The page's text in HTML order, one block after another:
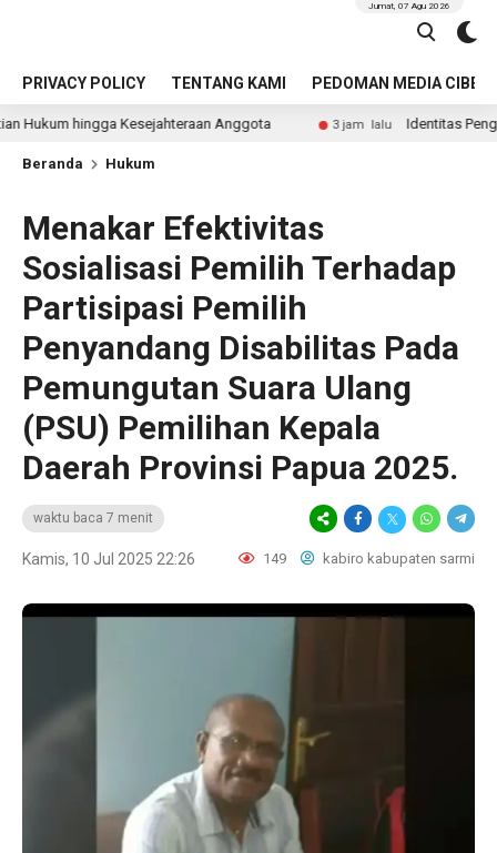
PRIVACY POLICY TENTANG KAMI PEDOMAN MEDIA CIBER
Jumat, 07 Agu 2026
Kesejahteraan Anggota 3 jam lalu Identitas Pengemudi
Beranda Hukum
Menakar Efektivitas
Sosialisasi Pemilih Terhadap
Partisipasi Pemilih
Penyandang Disabilitas Pada
Pemungutan Suara Ulang
(PSU) Pemilihan Kepala
Daerah Provinsi Papua 2025.
waktu baca 7 menit
Kamis, 10 Jul 2025 22:26 149 kabiro kabupaten sarmi